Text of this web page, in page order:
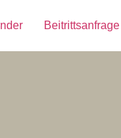
Beitrittsanfrage